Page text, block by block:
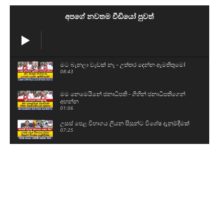
අපගේ නවතම වීඩියෝ පුවත්
මට බැනලා වැඩක් නෑ - උත්තර දෙන්න ඇමතිතුමෝ
08:43
මම නෙමෙයිනේ ජනාධිපති - ගිහින් ජනාධිපතිගෙන්
අහන්න
01:06
උසස් පෙළ විභාගය ලියන සිසුන්ට විශේෂ දැනුම්දීමක්
07:25